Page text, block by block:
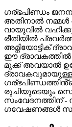
ഗര്ഭപിണ്ഡം
അതിനാൽ
വായുവിൽ
രീതിയിൽ
അമ്നിയോട്ടിക്
ഈ ദ്രാവകത്തിൽ
മൂക്ക് അവയാൽ
ദ്രാവകവുമായുള്ള
രുചിയുടെയും
സംവേദനത്തിന്
ഗവേഷണങ്ങൾ